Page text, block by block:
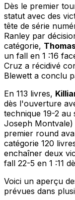
Dès le premier
statut avec des
tête de série
Ranley par
catégorie,
un fall en 1 :16
Cruz a récidivé
Blewett a conclu
En 113 livres,
dès l'ouverture
technique 19-2 au
Joseph
premier round
catégorie 120
enchaîner deux
fall 22-5 en 1 :11
Voici un aperçu
prévues dans